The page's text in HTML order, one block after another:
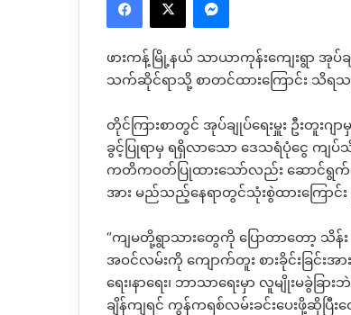
ဖားကန့်မြို့နယ် သာယာကုန်းကျေးရွာ အုပ်
သက်ဆိုင်ရာသို့ စာတင်ထားကြောင်း သိရ
တိုင်ကြားစာတွင် အုပ်ချုပ်ရေးမှူး ဦးတူးဂျ
ခွင့်ပြုရာမှ ရရှိလာသော ဒေသရံပုံငွေ ကျ
ကတိကဝတ်ပြုထားသော်လည်း ဆောင်ရွက်ပ
အား မည်သည့်နေရာတွင်သုံးစွဲထားကြောင်
“ကျမတို့ရွာသားတွေကို ပြောတာတော့ သိ
အဝင်လမ်းကို ကျောက်တူး စားခိုင်းခြင်းအာ
ရေး၊နာရေး၊ ဘာသာရေးမှာ လူမျိုးမခွဲခ
ချိန်ကျရင် ကွန်ကရစ်လမ်းခင်းပေးဖို့ဆို